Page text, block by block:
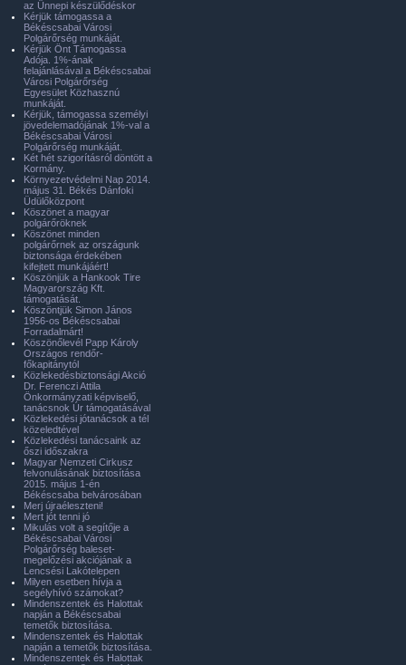
az Ünnepi készülődéskor
Kérjük támogassa a
Békéscsabai Városi
Polgárőrség munkáját.
Kérjük Önt Támogassa
Adója. 1%-ának
felajánlásával a Békéscsabai
Városi Polgárőrség
Egyesület Közhasznú
munkáját.
Kérjük, támogassa személyi
jövedelemadójának 1%-val a
Békéscsabai Városi
Polgárőrség munkáját.
Két hét szigorításról döntött a
Kormány.
Környezetvédelmi Nap 2014.
május 31. Békés Dánfoki
Üdülőközpont
Köszönet a magyar
polgárőröknek
Köszönet minden
polgárőrnek az országunk
biztonsága érdekében
kifejtett munkájáért!
Köszönjük a Hankook Tire
Magyarország Kft.
támogatását.
Köszöntjük Simon János
1956-os Békéscsabai
Forradalmárt!
Köszönőlevél Papp Károly
Országos rendőr-
főkapitánytól
Közlekedésbiztonsági Akció
Dr. Ferenczi Attila
Önkormányzati képviselő,
tanácsnok Úr támogatásával
Közlekedési jótanácsok a tél
közeledtével
Közlekedési tanácsaink az
őszi időszakra
Magyar Nemzeti Cirkusz
felvonulásának biztosítása
2015. május 1-én
Békéscsaba belvárosában
Merj újraéleszteni!
Mert jót tenni jó
Mikulás volt a segítője a
Békéscsabai Városi
Polgárőrség baleset-
megelőzési akciójának a
Lencsési Lakótelepen
Milyen esetben hívja a
segélyhívó számokat?
Mindenszentek és Halottak
napján a Békéscsabai
temetők biztosítása.
Mindenszentek és Halottak
napján a temetők biztosítása.
Mindenszentek és Halottak